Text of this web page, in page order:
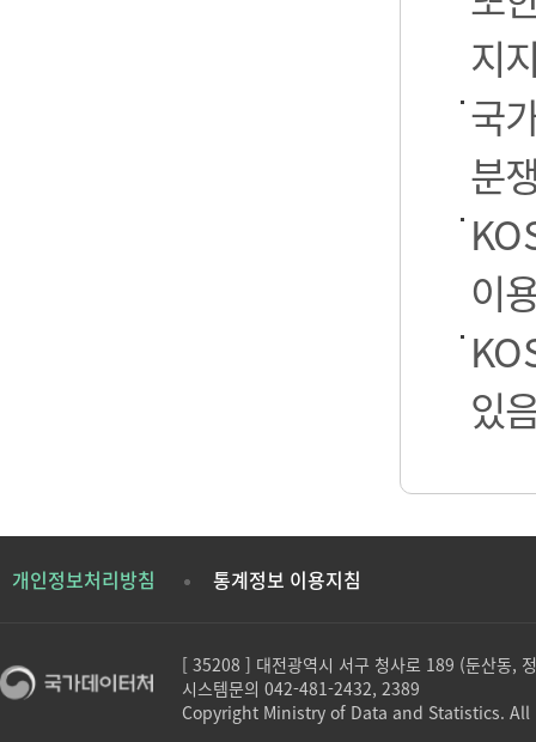
지
국
분
이
있
개인정보처리방침 통계정보 이용지침
[ 35208 ] 대전광역시 서구 청사로 189 (둔산동,
시스템문의 042-481-2432, 2389
Copyright Ministry of Data and Statistics.